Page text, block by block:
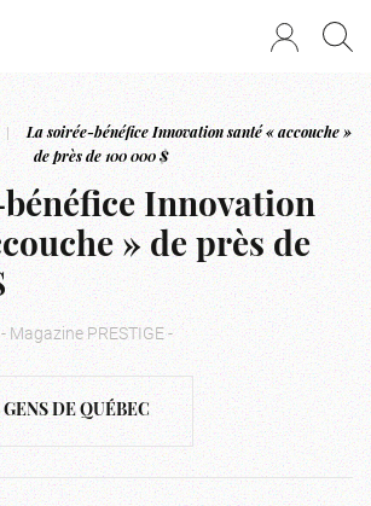
|
La soirée-bénéfice Innovation santé « accouche »
de près de 100 000 $
Innovation
» de près de
- Magazine PRESTIGE -
DE QUÉBEC